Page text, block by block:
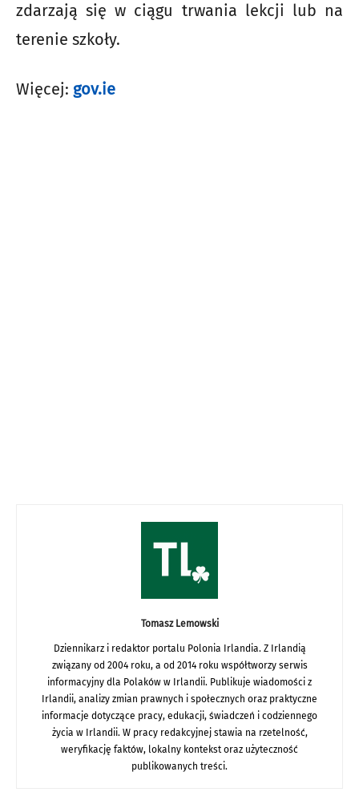
zdarzają się w ciągu trwania lekcji lub na
terenie szkoły.
Więcej: gov.ie
Tomasz Lemowski
Dziennikarz i redaktor portalu Polonia Irlandia. Z Irlandią
związany od 2004 roku, a od 2014 roku współtworzy serwis
informacyjny dla Polaków w Irlandii. Publikuje wiadomości z
Irlandii, analizy zmian prawnych i społecznych oraz praktyczne
informacje dotyczące pracy, edukacji, świadczeń i codziennego
życia w Irlandii. W pracy redakcyjnej stawia na rzetelność,
weryfikację faktów, lokalny kontekst oraz użyteczność
publikowanych treści.